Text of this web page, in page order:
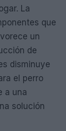
La
que
un
de
disminuye
el perro
a una
solución